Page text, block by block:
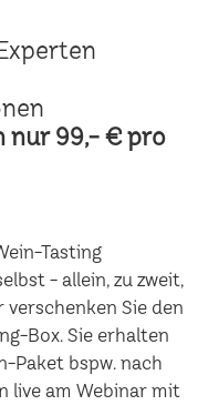
nur 99,- € pro
Tasting
- allein, zu zweit,
Sie den
Box. Sie erhalten
Paket bspw. nach
live am Webinar mit